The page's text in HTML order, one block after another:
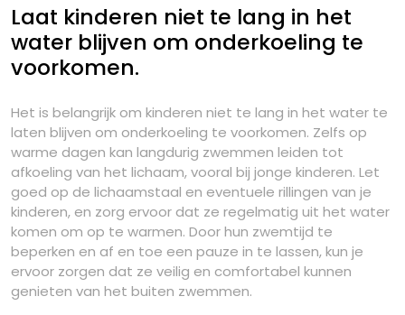
Laat kinderen niet te lang in het
water blijven om onderkoeling te
voorkomen.
Het is belangrijk om kinderen niet te lang in het water te
laten blijven om onderkoeling te voorkomen. Zelfs op
warme dagen kan langdurig zwemmen leiden tot
afkoeling van het lichaam, vooral bij jonge kinderen. Let
goed op de lichaamstaal en eventuele rillingen van je
kinderen, en zorg ervoor dat ze regelmatig uit het water
komen om op te warmen. Door hun zwemtijd te
beperken en af en toe een pauze in te lassen, kun je
ervoor zorgen dat ze veilig en comfortabel kunnen
genieten van het buiten zwemmen.